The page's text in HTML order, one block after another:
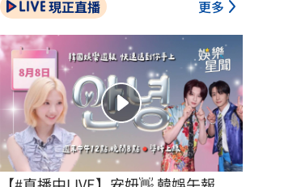
現正直播 更多